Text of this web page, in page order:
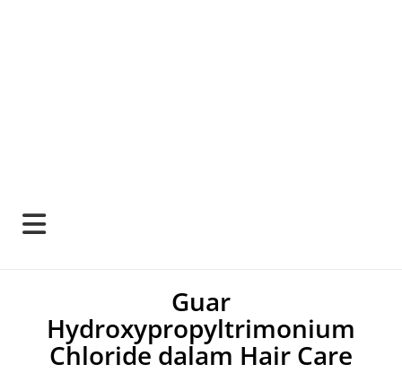
Guar
Hydroxypropyltrimonium
Chloride dalam Hair Care